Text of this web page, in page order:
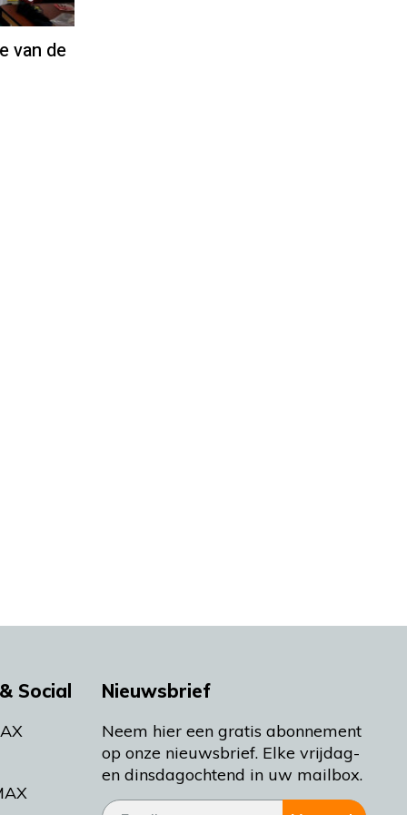
van de
Social Nieuwsbrief
Neem hier een gratis abonnement
op onze nieuwsbrief. Elke vrijdag-
en dinsdagochtend in uw mailbox.